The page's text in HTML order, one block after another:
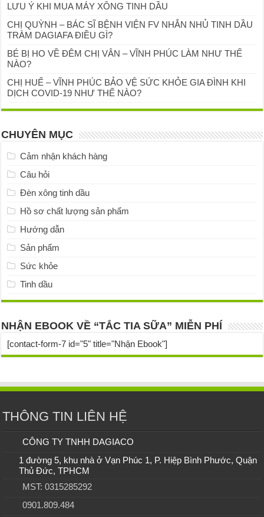
LƯU Ý KHI MUA MÁY XÔNG TINH DẦU
CHỊ QUỲNH – BÁC SĨ BỆNH VIỆN FV NHẮN NHỦ TINH DẦU
TRÀM DAGIAFA ĐIỀU GÌ?
BÉ BỊ HO VỀ ĐÊM CHỊ VÂN – VĨNH PHÚC LÀM NHƯ THẾ
NÀO?
CHỊ HUẾ – VĨNH PHÚC BẢO VỆ SỨC KHỎE GIA ĐÌNH KHI
DỊCH COVID-19 NHƯ THẾ NÀO?
CHUYÊN MỤC
Cảm nhận khách hàng
Câu hỏi
Đèn xông tinh dầu
Hồ sơ chất lượng sản phẩm
Hướng dẫn
Sản phẩm
Sức khỏe
Tinh dầu
NHẬN EBOOK VỀ “TẮC TIA SỮA” MIỄN PHÍ
[contact-form-7 id="5" title="Nhận Ebook"]
THÔNG TIN LIÊN HỆ
CÔNG TY TNHH DAGIACO
1 đường 5, khu nhà ở Vạn Phúc 1, P. Hiệp Bình Phước, Quận
Thủ Đức, TPHCM
MST: 0315285292
0901.809.484